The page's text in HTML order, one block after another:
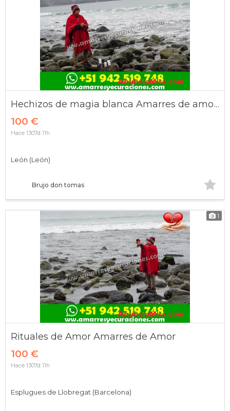
Hechizos de magia blanca Amarres de amor efectivos
100 €
Brujo don tomas
León (León)
Hace 1307d 11h
1
Rituales de Amor Amarres de Amor
100 €
Esplugues de Llobregat (Barcelona)
Hace 1307d 11h